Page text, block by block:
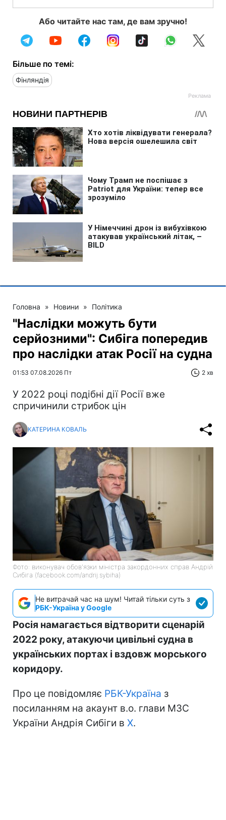
Або читайте нас там, де вам зручно!
Більше по темі:
Фінляндія
Головна » Новини » Політика
"Наслідки можуть бути
серйозними": Сибіга попередив
про наслідки атак Росії на судна
01:53 07.08.2026 Пт 2 хв
У 2022 році подібні дії Росії вже
спричинили стрибок цін
КАТЕРИНА КОВАЛЬ
Фото: виконувач обов'язки міністра закордонних справ Андрій
Сибіга (facebook.com/andrij.sybiha)
Не витрачай час на шум! Читай тільки суть з
РБК-Україна у Google
Росія намагається відтворити сценарій
2022 року, атакуючи цивільні судна в
українських портах і вздовж морського
коридору.
Про це повідомляє РБК-Україна з
посиланням на акаунт в.о. глави МЗС
України Андрія Сибіги в Х.